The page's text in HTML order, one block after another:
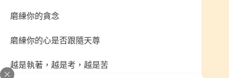
磨練你的貪念
磨練你的心是否跟隨天尊
越是執著，越是考，越是苦